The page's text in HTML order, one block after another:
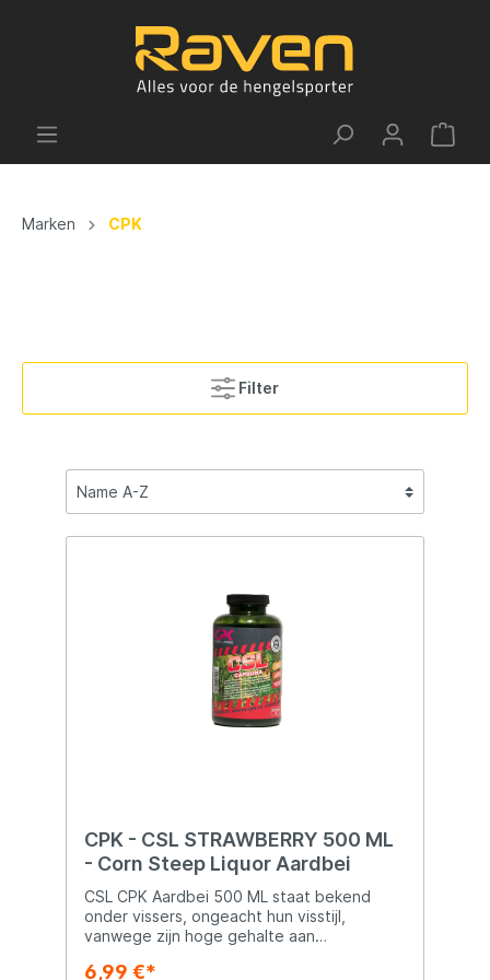
Marken CPK
Filter
CPK - CSL STRAWBERRY 500 ML
- Corn Steep Liquor Aardbei
CSL CPK Aardbei 500 ML staat bekend
onder vissers, ongeacht hun visstijl,
vanwege zijn hoge gehalte aan
koolhydraten die de eetlust van vissen
6,99 €*